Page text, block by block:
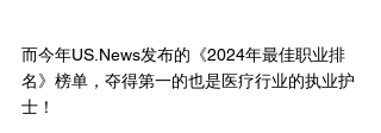
而今年US.News发布的《2024年最佳职业排
名》榜单，夺得第一的也是医疗行业的执业护
士！